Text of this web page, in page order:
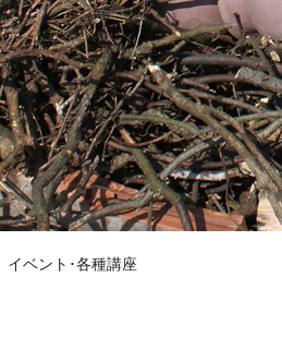
イベント･各種講座